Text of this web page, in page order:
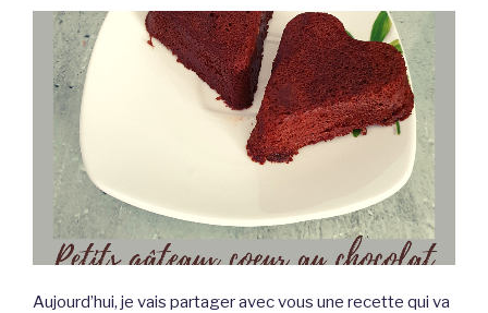
Aujourd’hui, je vais partager avec vous une recette qui va